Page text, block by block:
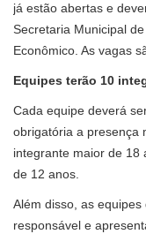
já estão abertas e
Secretaria Municipal
Econômico. As vagas
Equipes terão 10
Cada equipe deverá
obrigatória a presença
integrante maior de 18
de 12 anos.
Além disso, as
responsável e